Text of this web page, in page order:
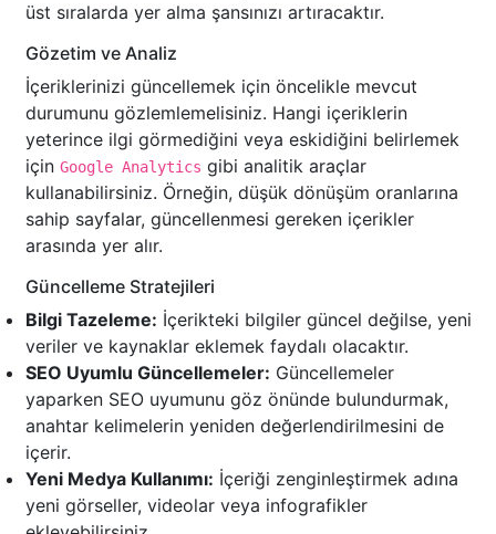
üst sıralarda yer alma şansınızı artıracaktır.
Gözetim ve Analiz
İçeriklerinizi güncellemek için öncelikle mevcut
durumunu gözlemlemelisiniz. Hangi içeriklerin
yeterince ilgi görmediğini veya eskidiğini belirlemek
için Google Analytics gibi analitik araçlar
kullanabilirsiniz. Örneğin, düşük dönüşüm oranlarına
sahip sayfalar, güncellenmesi gereken içerikler
arasında yer alır.
Güncelleme Stratejileri
Bilgi Tazeleme: İçerikteki bilgiler güncel değilse, yeni
veriler ve kaynaklar eklemek faydalı olacaktır.
SEO Uyumlu Güncellemeler: Güncellemeler
yaparken SEO uyumunu göz önünde bulundurmak,
anahtar kelimelerin yeniden değerlendirilmesini de
içerir.
Yeni Medya Kullanımı: İçeriği zenginleştirmek adına
yeni görseller, videolar veya infografikler